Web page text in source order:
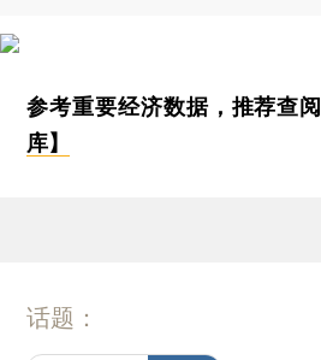
参考重要经济数据，推荐查阅
库】
话题：